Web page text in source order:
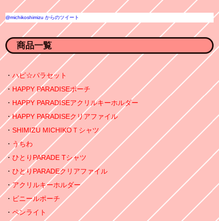
@michikoshimizu からのツイート
商品一覧
ハピ☆パラセット
HAPPY PARADISEポーチ
HAPPY PARADISEアクリルキーホルダー
HAPPY PARADISEクリアファイル
SHIMIZU MICHIKOＴシャツ
うちわ
ひとりPARADE Tシャツ
ひとりPARADEクリアファイル
アクリルキーホルダー
ビニールポーチ
ペンライト